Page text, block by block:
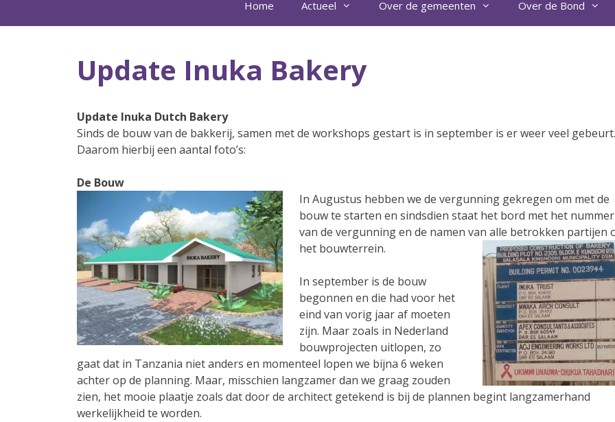
Home Actueel Over de gemeenten Over de Bond
Update Inuka Bakery
Update Inuka Dutch Bakery
Sinds de bouw van de bakkerij, samen met de workshops gestart is in september is er weer veel gebeurt.
Daarom hierbij een aantal foto’s:
De Bouw
In Augustus hebben we de vergunning gekregen om met de
bouw te starten en sindsdien staat het bord met het nummer
van de vergunning en de namen van alle betrokken partijen
het bouwterrein.
In september is de bouw
begonnen en die had voor het
eind van vorig jaar af moeten
zijn. Maar zoals in Nederland
bouwprojecten uitlopen, zo
gaat dat in Tanzania niet anders en momenteel lopen we bijna 6 weken
achter op de planning. Maar, misschien langzamer dan we graag zouden
zien, het mooie plaatje zoals dat door de architect getekend is bij de plannen begint langzamerhand
werkelijkheid te worden.